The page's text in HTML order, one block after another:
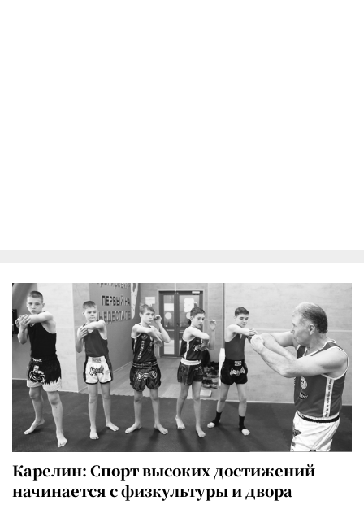
Карелин: Спорт высоких достижений
начинается с физкультуры и двора